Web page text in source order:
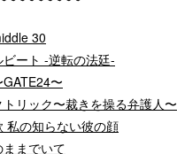
30
ビート -逆転の法廷-
〜
トリック〜裁きを操る弁護人〜
私の知らない彼の顔
までいて